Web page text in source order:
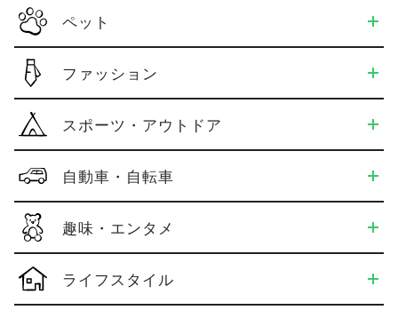
ペット
ファッション
スポーツ・アウトドア
自動車・自転車
趣味・エンタメ
ライフスタイル